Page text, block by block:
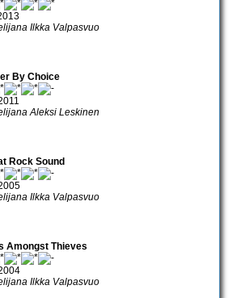
Ilkka Valpasvuo
By Choice
Aleksi Leskinen
Rock Sound
Ilkka Valpasvuo
Amongst Thieves
Ilkka Valpasvuo